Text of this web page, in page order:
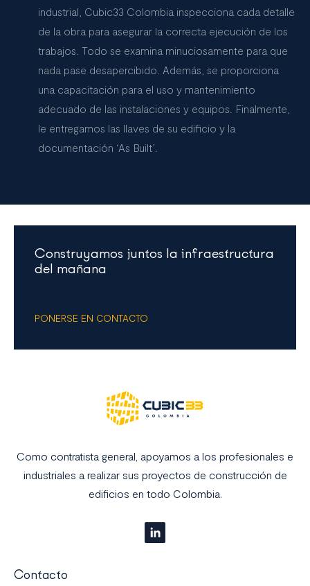
industrial, Cubic33 Colombia inspecciona cada detalle
de la obra para asegurar la correcta ejecución de los
trabajos. Todo se examina minuciosamente para que
nada pase desapercibido. Además, se proporciona
una capacitación para el uso y mantenimiento
adecuado de las instalaciones y equipos. Finalmente,
le entregamos las llaves de su edificio y la
documentación ‘As Built’.
Construyamos juntos la infraestructura
del mañana
PONERSE EN CONTACTO
Como contratista general, apoyamos a los profesionales e
industriales a realizar sus proyectos de construcción de
edificios en todo Colombia.
Contacto